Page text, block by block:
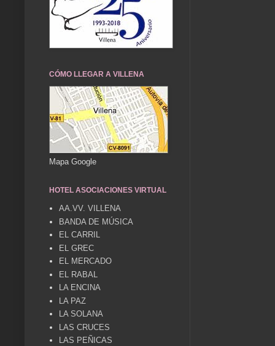
CÓMO LLEGAR A VILLENA
Mapa Google
HOTEL ASOCIACIONES VIRTUAL
AA.VV. VILLENA
BANDA DE MÚSICA
EL CARRIL
EL GREC
EL MERCADO
EL RABAL
LA ENCINA
LA PAZ
LA SOLANA
LAS CRUCES
LAS PEÑICAS